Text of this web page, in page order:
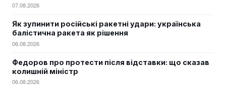
07.08.2026
Як зупинити російські ракетні удари: українська
балістична ракета як рішення
06.08.2026
Федоров про протести після відставки: що сказав
колишній міністр
06.08.2026